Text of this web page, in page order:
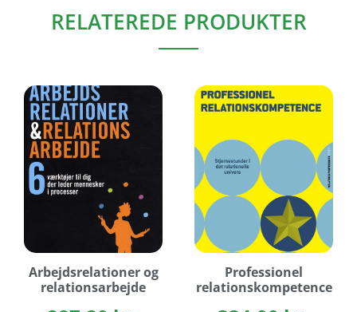
RELATEREDE PRODUKTER
Arbejdsrelationer og
relationsarbejde
Professionel
relationskompetence